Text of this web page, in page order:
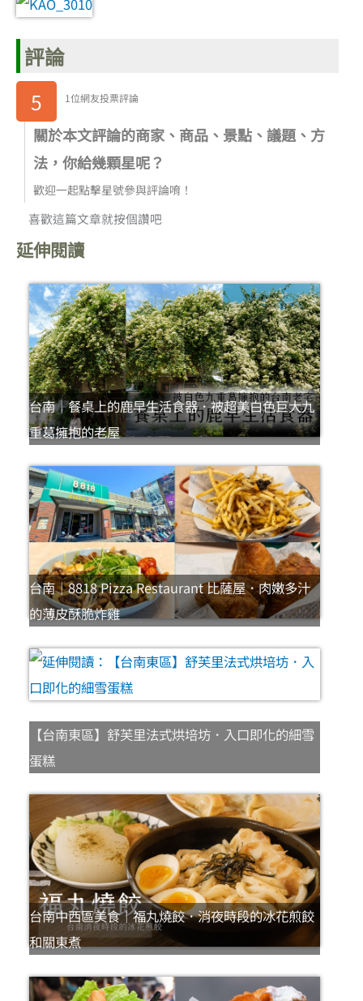
評論
5
1位網友投票評論
關於本文評論的商家、商品、景點、議題、方
法，你給幾顆星呢？
歡迎一起點擊星號參與評論唷！
喜歡這篇文章就按個讚吧
延伸閱讀
台南｜餐桌上的鹿早生活食器．被超美白色巨大九
重葛擁抱的老屋
台南｜8818 Pizza Restaurant 比薩屋．肉嫩多汁
的薄皮酥脆炸雞
【台南東區】舒芙里法式烘培坊．入口即化的細雪
蛋糕
台南中西區美食｜福丸燒餃．消夜時段的冰花煎餃
和關東煮